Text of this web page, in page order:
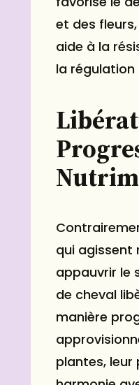
et des
aide à la
la régulation
qui agissent
appauvrir le
de cheval
manière
plantes,